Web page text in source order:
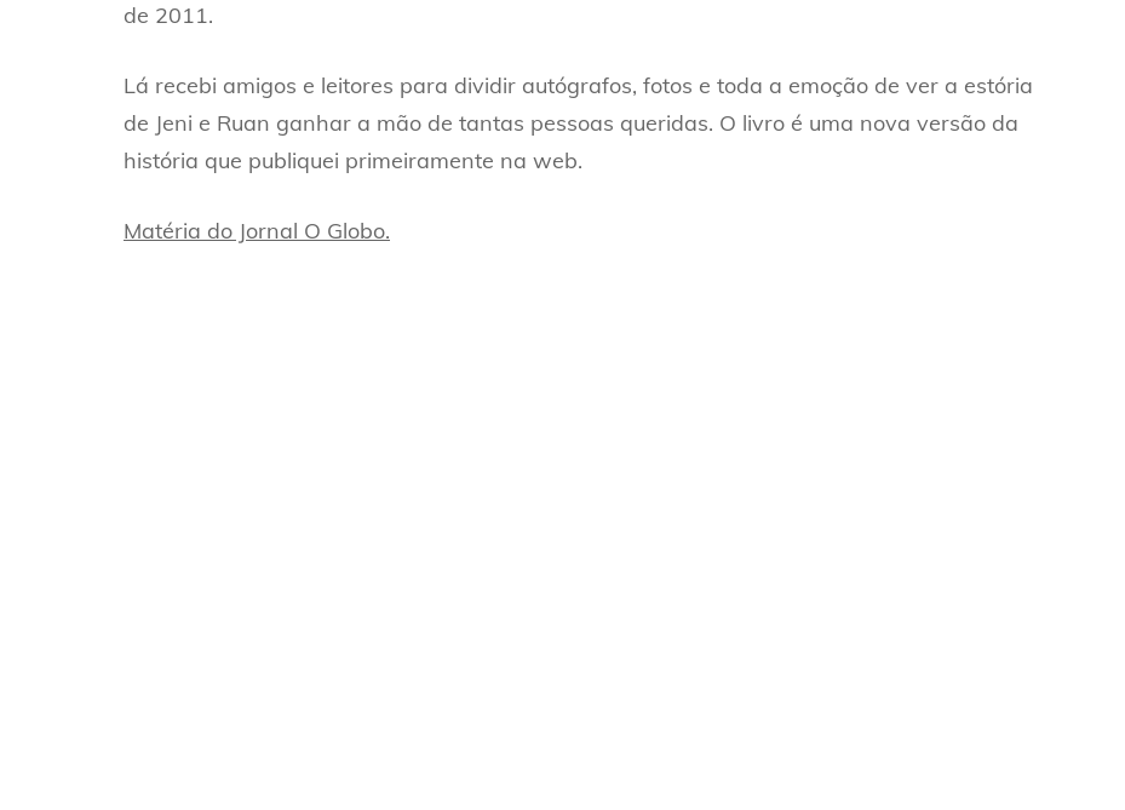
de 2011.
Lá recebi amigos e leitores para dividir autógrafos, fotos e toda a emoção de ver a estória
de Jeni e Ruan ganhar a mão de tantas pessoas queridas. O livro é uma nova versão da
história que publiquei primeiramente na web.
Matéria do Jornal O Globo.